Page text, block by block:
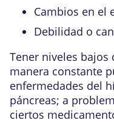
Cambios en el
Debilidad o
Tener niveles bajos
manera constante
enfermedades del
páncreas; a
ciertos